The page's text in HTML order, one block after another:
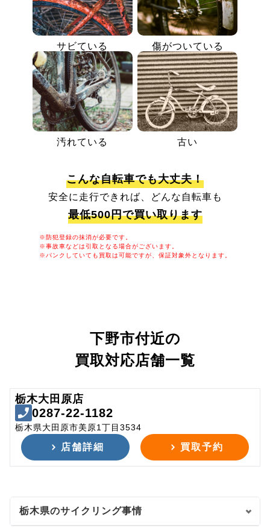
サビている 傷がついている
汚れている 古い
こんな自転車でも大丈夫！
安全に走行できれば、どんな自転車も
最低500円で買い取ります
※防犯登録の抹消が必要です。
※事故車などは引取となる場合がございます。
※パンクしていても買取は可能ですが、保証対象外となります。
下野市付近の
買取対応店舗一覧
栃木大田原店
0287-22-1182
栃木県大田原市美原1丁目3534
店舗詳細 買取予約
栃木県のサイクリング事情